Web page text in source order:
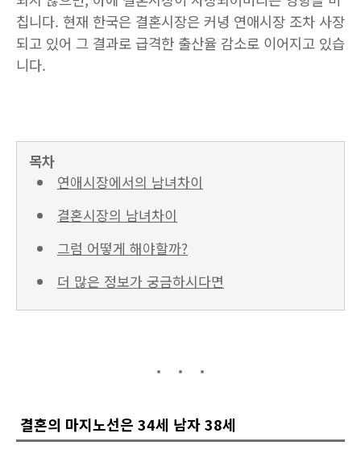
칩니다. 현재 한국은 결혼시장은 커녕 연애시장 조차 사장
되고 있어 그 결과로 급격한 출산율 감소로 이어지고 있습
니다.
목차
연애시장에서의 남녀차이
결혼시장의 남녀차이
그럼 어떻게 해야할까?
더 많은 정보가 궁금하시다면
결혼의 마지노선은 34세 남자 38세